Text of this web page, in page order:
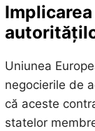
Uniunea
negocierile de
că aceste
statelor